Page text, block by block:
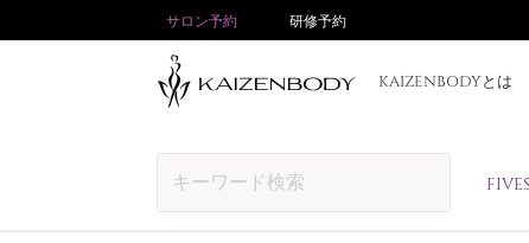
サロン予約 研修予約
KAIZENBODYとは